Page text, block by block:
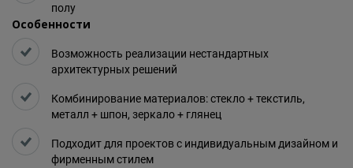
полу
Особенности
Возможность реализации нестандартных
архитектурных решений
Комбинирование материалов: стекло + текстиль,
металл + шпон, зеркало + глянец
Подходит для проектов с индивидуальным дизайном и
фирменным стилем